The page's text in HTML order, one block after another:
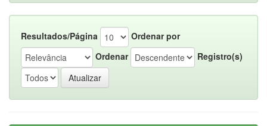
Resultados/Página
Ordenar por
Ordenar
Registro(s)